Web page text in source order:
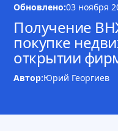
Обновлено:03 ноября
Получение
покупке
открытии
Автор:Юрий Георгиев